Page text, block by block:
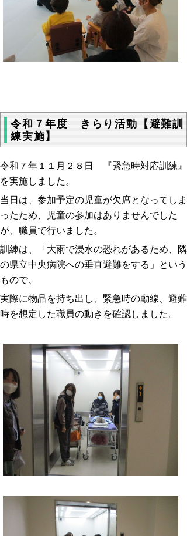
令和７年度 きらり活動【避難訓
練実施】
令和７年１１月２８日 『緊急時対応訓練』
を実施しました。
当日は、参加予定の児童が欠席となってしま
ったため、児童の参加はありませんでした
が、職員で行いました。
訓練は、「大雨で浸水の恐れがあるため、隣
の県立中央病院への垂直避難をする」という
もので、
実際に物品を持ち出し、緊急時の動線、避難
時を想定した職員の動きを確認しました。